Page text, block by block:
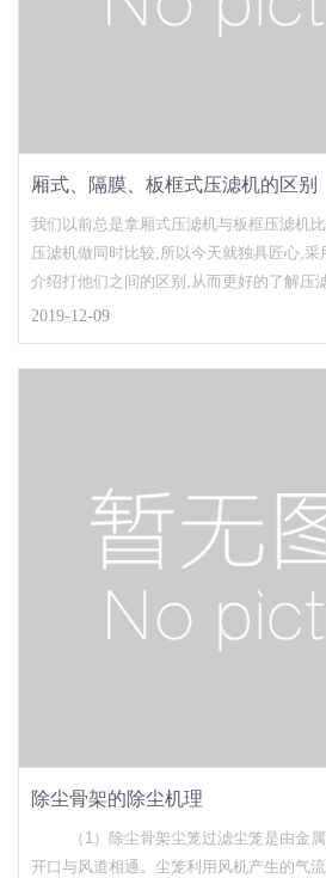
厢式、隔膜、板框式压滤机的区别
我们以前总是拿厢式压滤机与板框压滤机
压滤机做同时比较,所以今天就独具匠心,
介绍打他们之间的区别,从而更好的了解压
构的不同。厢式压滤机过滤室采用的是单
框式压滤机过滤室采用的两种滤板交错拼
边框滤板。与板框式压滤机相同,隔膜压滤
2019-12-09
除尘骨架的除尘机理
（1）除尘骨架尘笼过滤尘笼是由金属
开口与风道相通。尘笼利用风机产生的气